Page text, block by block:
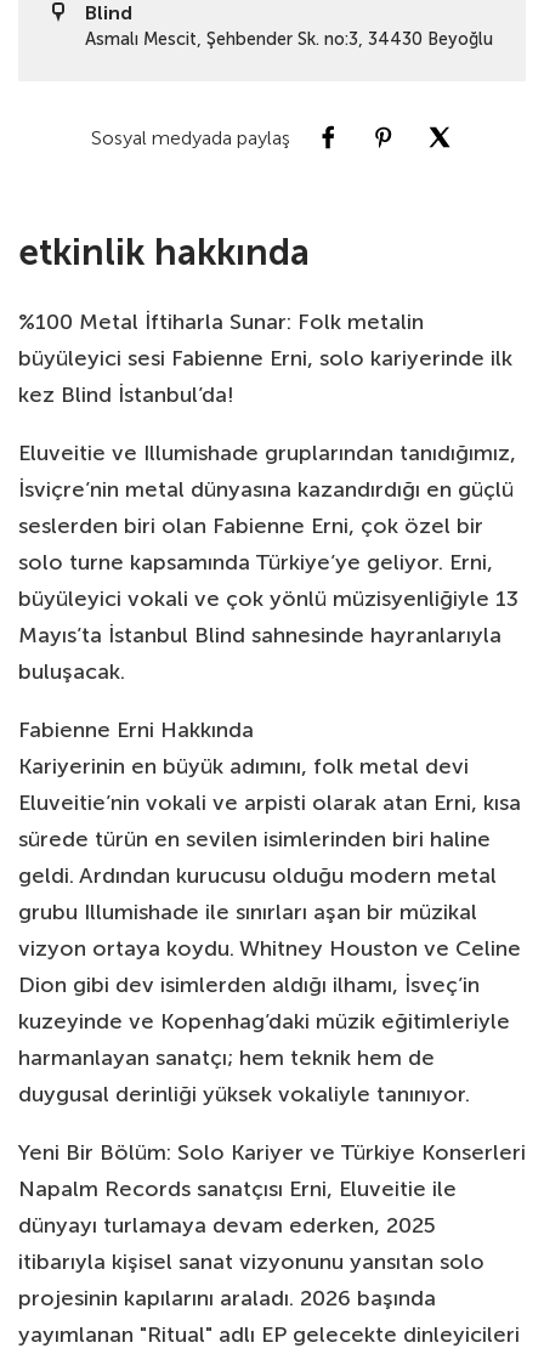
Blind
Asmalı Mescit, Şehbender Sk. no:3, 34430 Beyoğlu
Sosyal medyada paylaş
etkinlik hakkında
%100 Metal İftiharla Sunar: Folk metalin
büyüleyici sesi Fabienne Erni, solo kariyerinde ilk
kez Blind İstanbul’da!
Eluveitie ve Illumishade gruplarından tanıdığımız,
İsviçre’nin metal dünyasına kazandırdığı en güçlü
seslerden biri olan Fabienne Erni, çok özel bir
solo turne kapsamında Türkiye’ye geliyor. Erni,
büyüleyici vokali ve çok yönlü müzisyenliğiyle 13
Mayıs’ta İstanbul Blind sahnesinde hayranlarıyla
buluşacak.
Fabienne Erni Hakkında
Kariyerinin en büyük adımını, folk metal devi
Eluveitie’nin vokali ve arpisti olarak atan Erni, kısa
sürede türün en sevilen isimlerinden biri haline
geldi. Ardından kurucusu olduğu modern metal
grubu Illumishade ile sınırları aşan bir müzikal
vizyon ortaya koydu. Whitney Houston ve Celine
Dion gibi dev isimlerden aldığı ilhamı, İsveç’in
kuzeyinde ve Kopenhag’daki müzik eğitimleriyle
harmanlayan sanatçı; hem teknik hem de
duygusal derinliği yüksek vokaliyle tanınıyor.
Yeni Bir Bölüm: Solo Kariyer ve Türkiye Konserleri
Napalm Records sanatçısı Erni, Eluveitie ile
dünyayı turlamaya devam ederken, 2025
itibarıyla kişisel sanat vizyonunu yansıtan solo
projesinin kapılarını araladı. 2026 başında
yayımlanan "Ritual" adlı EP gelecekte dinleyicileri